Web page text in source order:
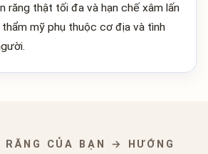
răng thật tối đa và hạn chế xâm lấn
mỹ phụ thuộc cơ địa và tình
RĂNG CỦA BẠN → HƯỚNG